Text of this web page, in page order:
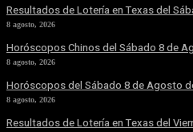
Resultados de Lotería en Texas del
8 agosto, 2026
Horóscopos Chinos del Sábado 8 de
8 agosto, 2026
Horóscopos del Sábado 8 de Agosto
8 agosto, 2026
Resultados de Lotería en Texas del